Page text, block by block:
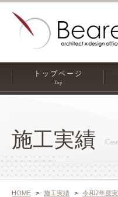
トップページ
Top
施工実績 Case
HOME 施工実績 令和7年度